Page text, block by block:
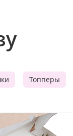
Топперы